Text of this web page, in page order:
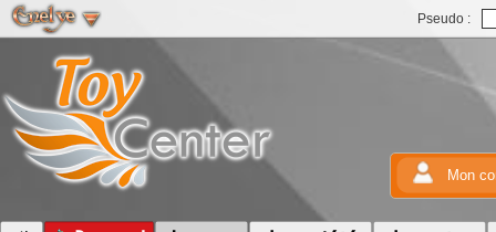
Pseudo :
Mon